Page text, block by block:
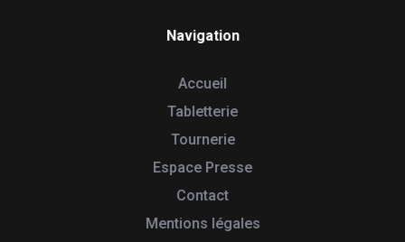
Navigation
Accueil
Tabletterie
Tournerie
Espace Presse
Contact
Mentions légales